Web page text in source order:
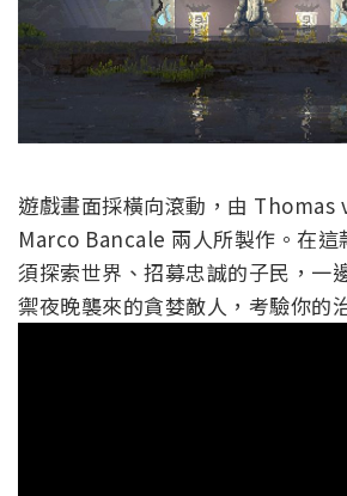
遊戲畫面採橫向滾動，由
Marco Bancale 兩人所製作。在這
須探索世界、招募忠誠的子民，一
禦夜晚襲來的貪婪敵人，考驗你的